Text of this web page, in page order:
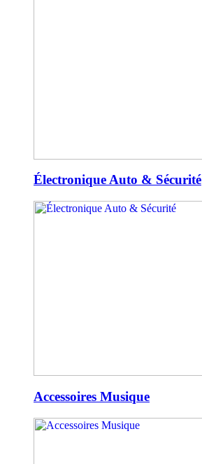
Électronique Auto & Sécurité
Accessoires Musique